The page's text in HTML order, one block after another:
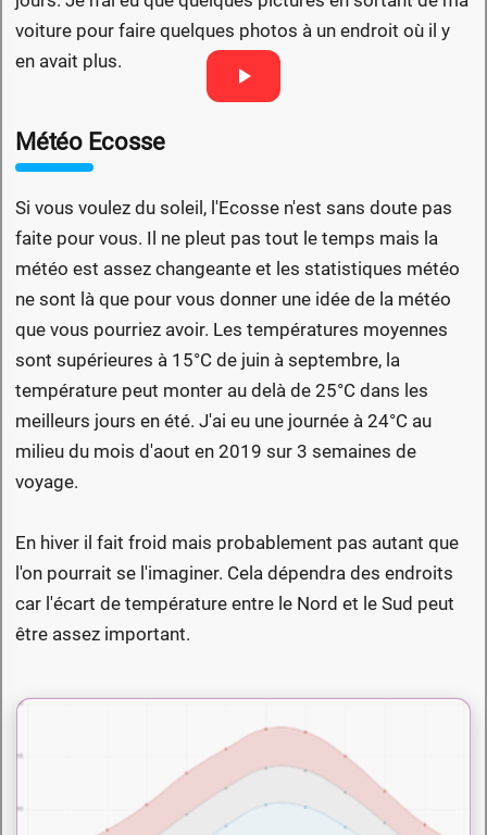
voiture pour faire quelques photos à un endroit où il y
en avait plus.
Météo Ecosse
Si vous voulez du soleil, l'Ecosse n'est sans doute pas
faite pour vous. Il ne pleut pas tout le temps mais la
météo est assez changeante et les statistiques météo
ne sont là que pour vous donner une idée de la météo
que vous pourriez avoir. Les températures moyennes
sont supérieures à 15°C de juin à septembre, la
température peut monter au delà de 25°C dans les
meilleurs jours en été. J'ai eu une journée à 24°C au
milieu du mois d'aout en 2019 sur 3 semaines de
voyage.
En hiver il fait froid mais probablement pas autant que
l'on pourrait se l'imaginer. Cela dépendra des endroits
car l'écart de température entre le Nord et le Sud peut
être assez important.